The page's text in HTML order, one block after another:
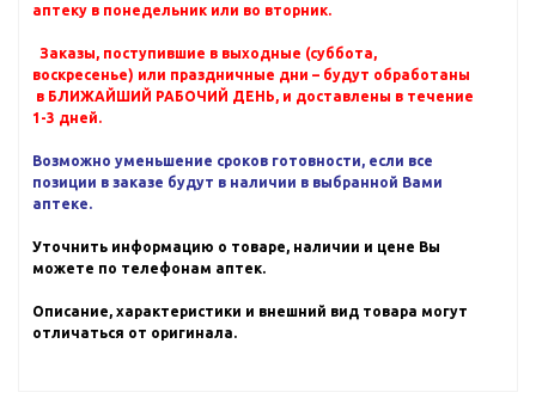
аптеку в понедельник или во вторник.
Заказы, поступившие в выходные (суббота,
воскресенье) или праздничные дни – будут обработаны
в БЛИЖАЙШИЙ РАБОЧИЙ ДЕНЬ, и доставлены в течение
1-3 дней.
Возможно уменьшение сроков готовности, если все
позиции в заказе будут в наличии в выбранной Вами
аптеке.
Уточнить информацию о товаре, наличии и цене Вы
можете по телефонам аптек.
Описание, характеристики и внешний вид товара могут
отличаться от оригинала.